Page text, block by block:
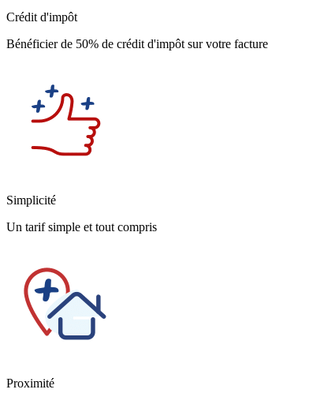
Crédit d'impôt
Bénéficier de 50% de crédit d'impôt sur votre facture
Simplicité
Un tarif simple et tout compris
Proximité